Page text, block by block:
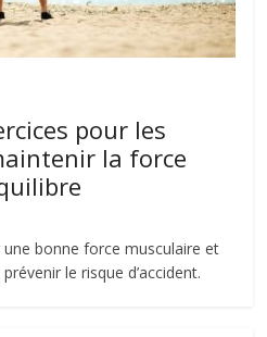
pour les
la force
bonne force musculaire et
le risque d’accident.